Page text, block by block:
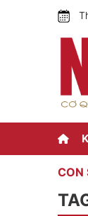
CON